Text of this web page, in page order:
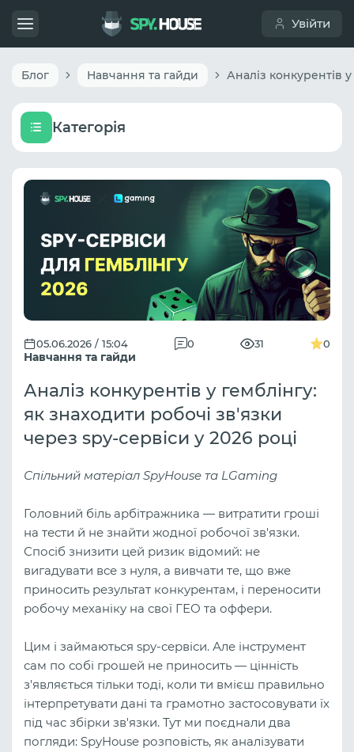
Увійти
Блог Навчання та гайди
Категорія
Навчання та гайди
05.06.2026 / 15:04 0 31 0
Аналіз конкурентів у гемблінгу:
як знаходити робочі зв'язки
через spy-сервіси у 2026 році
Спільний матеріал SpyHouse та LGaming
Головний біль арбітражника — витратити гроші
на тести й не знайти жодної робочої зв'язки.
Спосіб знизити цей ризик відомий: не
вигадувати все з нуля, а вивчати те, що вже
приносить результат конкурентам, і переносити
робочу механіку на свої ГЕО та оффери.
Цим і займаються spy-сервіси. Але інструмент
сам по собі грошей не приносить — цінність
з'являється тільки тоді, коли ти вмієш правильно
інтерпретувати дані та грамотно застосовувати їх
під час збірки зв'язки. Тут ми поєднали два
погляди: SpyHouse розповість, як аналізувати